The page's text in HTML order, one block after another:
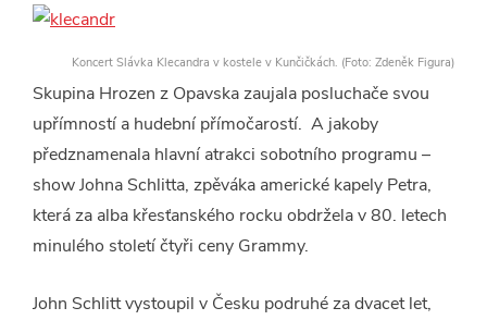
Koncert Slávka Klecandra v kostele v Kunčičkách. (Foto: Zdeněk Figura)
Skupina Hrozen z Opavska zaujala posluchače svou
upřímností a hudební přímočarostí. A jakoby
předznamenala hlavní atrakci sobotního programu –
show Johna Schlitta, zpěváka americké kapely Petra,
která za alba křesťanského rocku obdržela v 80. letech
minulého století čtyři ceny Grammy.
John Schlitt vystoupil v Česku podruhé za dvacet let,